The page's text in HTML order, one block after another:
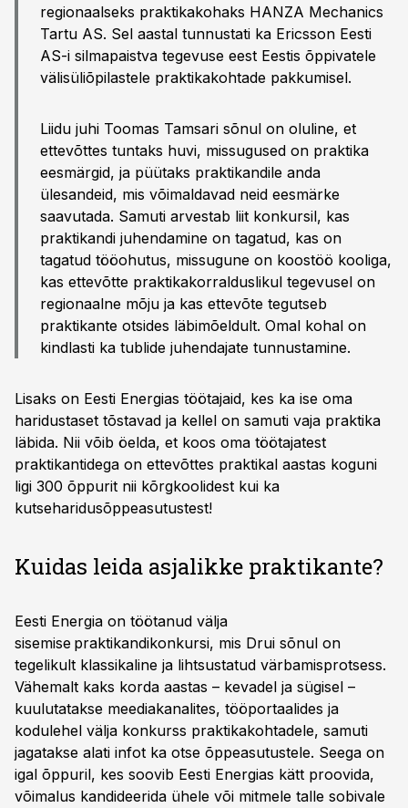
regionaalseks praktikakohaks HANZA Mechanics
Tartu AS. Sel aastal tunnustati ka Ericsson Eesti
AS-i silmapaistva tegevuse eest Eestis õppivatele
välisüliõpilastele praktikakohtade pakkumisel.
Liidu juhi Toomas Tamsari sõnul on oluline, et
ettevõttes tuntaks huvi, missugused on praktika
eesmärgid, ja püütaks praktikandile anda
ülesandeid, mis võimaldavad neid eesmärke
saavutada. Samuti arvestab liit konkursil, kas
praktikandi juhendamine on tagatud, kas on
tagatud tööohutus, missugune on koostöö kooliga,
kas ettevõtte praktikakorralduslikul tegevusel on
regionaalne mõju ja kas ettevõte tegutseb
praktikante otsides läbimõeldult. Omal kohal on
kindlasti ka tublide juhendajate tunnustamine.
Lisaks on Eesti Energias töötajaid, kes ka ise oma
haridustaset tõstavad ja kellel on samuti vaja praktika
läbida. Nii võib öelda, et koos oma töötajatest
praktikantidega on ettevõttes praktikal aastas koguni
ligi 300 õppurit nii kõrgkoolidest kui ka
kutseharidusõppeasutustest!
Kuidas leida asjalikke praktikante?
Eesti Energia on töötanud välja
sisemise praktikandikonkursi, mis Drui sõnul on
tegelikult klassikaline ja lihtsustatud värbamisprotsess.
Vähemalt kaks korda aastas – kevadel ja sügisel –
kuulutatakse meediakanalites, tööportaalides ja
kodulehel välja konkurss praktikakohtadele, samuti
jagatakse alati infot ka otse õppeasutustele. Seega on
igal õppuril, kes soovib Eesti Energias kätt proovida,
võimalus kandideerida ühele või mitmele talle sobivale